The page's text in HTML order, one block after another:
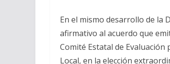
En el mismo desarrollo de la
afirmativo al acuerdo que
Comité Estatal de Evaluación
Local, en la elección